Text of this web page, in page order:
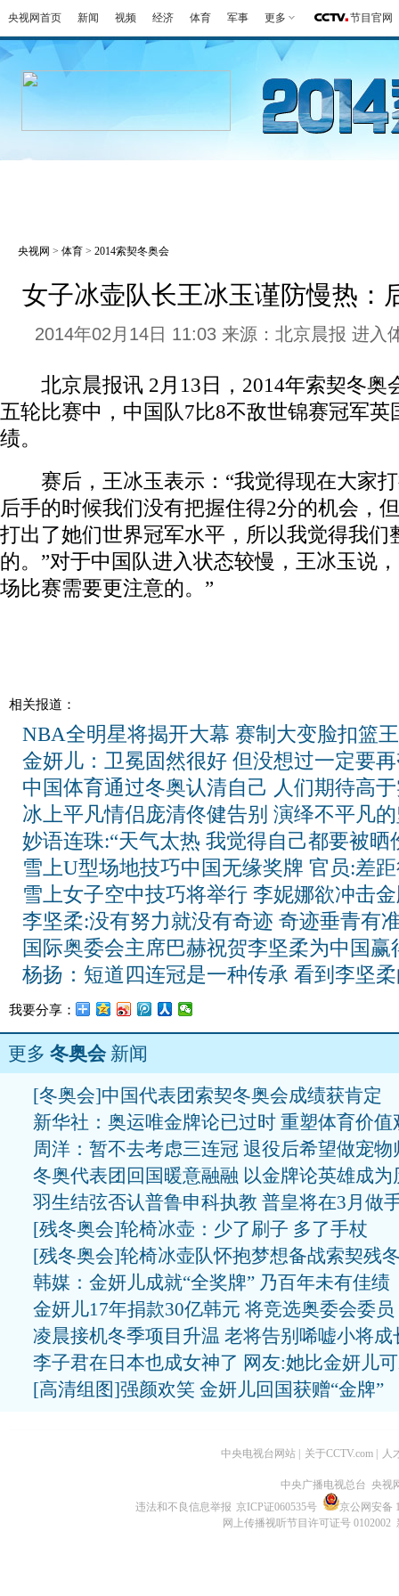
央视网首页 新闻 视频 经济 体育 军事 更多 节目官网
央视网 > 体育 > 2014索契冬奥会
女子冰壶队长王冰玉谨防慢热：
2014年02月14日 11:03 来源：北京晨报 进入
北京晨报讯 2月13日，2014年索契冬奥
五轮比赛中，中国队7比8不敌世锦赛冠军
绩。
赛后，王冰玉表示：“我觉得现在大家打
后手的时候我们没有把握住得2分的机会，
打出了她们世界冠军水平，所以我觉得我们
的。”对于中国队进入状态较慢，王冰玉说
场比赛需要更注意的。”
相关报道：
NBA全明星将揭开大幕 赛制大变脸扣篮
金妍儿：卫冕固然很好 但没想过一定要
中国体育通过冬奥认清自己 人们期待高
冰上平凡情侣庞清佟健告别 演绎不平凡
妙语连珠:“天气太热 我觉得自己都要被晒
雪上U型场地技巧中国无缘奖牌 官员:差
雪上女子空中技巧将举行 李妮娜欲冲击
李坚柔:没有努力就没有奇迹 奇迹垂青有
国际奥委会主席巴赫祝贺李坚柔为中国赢
杨扬：短道四连冠是一种传承 看到李坚
我要分享：
更多 冬奥会新闻
[冬奥会]中国代表团索契冬奥会成绩获肯定
新华社：奥运唯金牌论已过时 重塑体育价值
周洋：暂不去考虑三连冠 退役后希望做宠物
冬奥代表团回国暖意融融 以金牌论英雄成为
羽生结弦否认普鲁申科执教 普皇将在3月做
[残冬奥会]轮椅冰壶：少了刷子 多了手杖
[残冬奥会]轮椅冰壶队怀抱梦想备战索契残
韩媒：金妍儿成就“全奖牌” 乃百年未有佳绩
金妍儿17年捐款30亿韩元 将竞选奥委会委员
凌晨接机冬季项目升温 老将告别唏嘘小将成
李子君在日本也成女神了 网友:她比金妍儿
[高清组图]强颜欢笑 金妍儿回国获赠“金牌”
中央电视台网站 关于CCTV.com 人
中央广播电视总台 央视
违法和不良信息举报 京ICP证060535号
京公网安备
网上传播视听节目许可证号 0102002